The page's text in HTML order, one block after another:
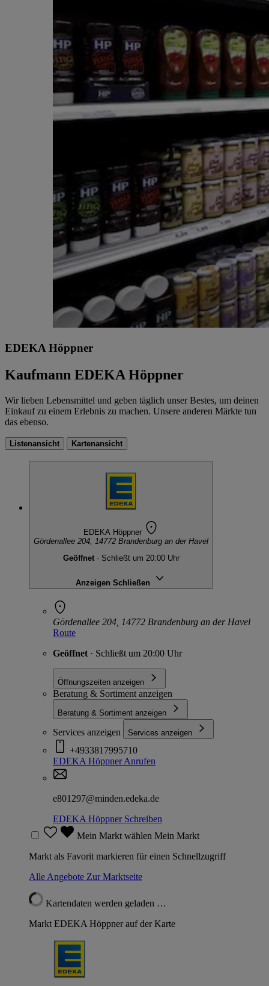
EDEKA Höppner
Kaufmann EDEKA Höppner
Wir lieben Lebensmittel und geben täglich unser Bestes, um deinen
Einkauf zu einem Erlebnis zu machen. Unsere anderen Märkte tun
das ebenso.
Listenansicht Kartenansicht
EDEKA Höppner
Gördenallee 204, 14772 Brandenburg an der Havel
Geöffnet · Schließt um 20:00 Uhr
Anzeigen Schließen
Gördenallee 204, 14772 Brandenburg an der Havel
Route
Geöffnet · Schließt um 20:00 Uhr
Öffnungszeiten anzeigen
Beratung & Sortiment anzeigen
Beratung & Sortiment anzeigen
Services anzeigen Services anzeigen
+4933817995710
EDEKA HöppnerAnrufen
e801297@minden.edeka.de
EDEKA HöppnerSchreiben
Mein Markt wählen Mein Markt
Markt als Favorit markieren für einen Schnellzugriff
Alle Angebote Zur Marktseite
Kartendaten werden geladen …
Markt EDEKA Höppner auf der Karte